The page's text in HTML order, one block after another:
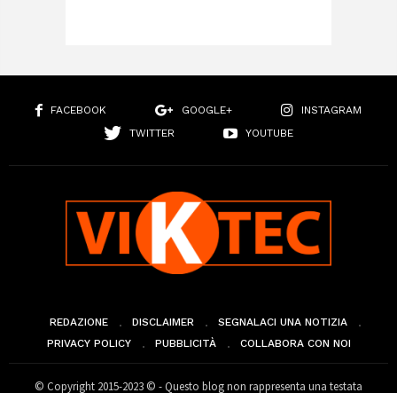
FACEBOOK GOOGLE+
INSTAGRAM
TWITTER
YOUTUBE
REDAZIONE DISCLAIMER
SEGNALACI UNA NOTIZIA
PRIVACY POLICY
PUBBLICITÀ COLLABORA CON NOI
© Copyright 2015-2023 © - Questo blog non rappresenta una testata